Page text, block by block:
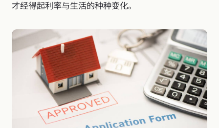
才经得起利率与生活的种种变化。